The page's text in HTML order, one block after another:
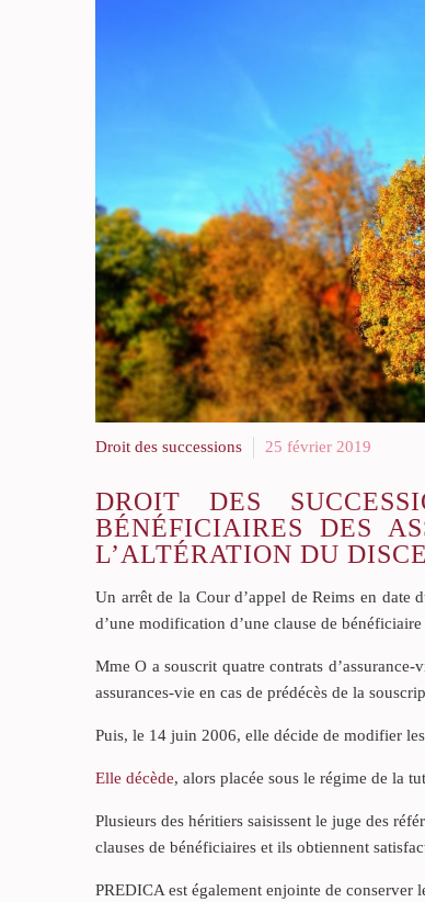
Droit des successions 25 février 2019
DROIT DES
BÉNÉFICIAIRES DES
L’ALTÉRATION DU
Un arrêt de la Cour d’appel de Reims en
d’une modification d’une clause de
Mme O a souscrit quatre contrats
assurances-vie en cas de prédécès de la
Puis, le 14 juin 2006, elle décide de modifier
Elle décède, alors placée sous le régime de la
Plusieurs des héritiers saisissent le juge des
clauses de bénéficiaires et ils obtiennent
PREDICA est également enjointe de conserver